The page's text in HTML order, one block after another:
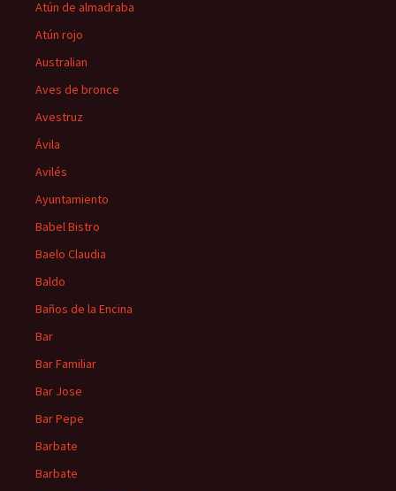
Atún de almadraba
Atún rojo
Australian
Aves de bronce
Avestruz
Ávila
Avilés
Ayuntamiento
Babel Bistro
Baelo Claudia
Baldo
Baños de la Encina
Bar
Bar Familiar
Bar Jose
Bar Pepe
Barbate
Barbate